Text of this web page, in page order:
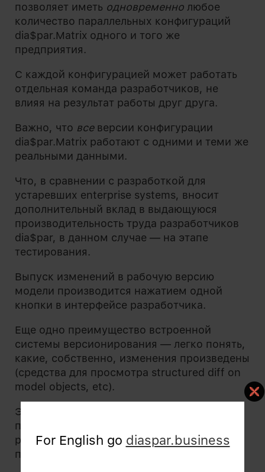
позволяет иметь одновременно любое
количество параллельных конфигураций
dia$par.Matrix одного и того же
предприятия.
С каждой конфигурацией может работать
отдельная команда разработчиков, не
влияя на результат работы друг друга.
Важно, что всеверсии конфигурации
dia$par.Matrix работают с одними и теми же
реальными данными.
Что, в сравнении с разработкой для
устаревших enterprise systems, вносит
дополнительный вклад в выдающуюся
производительность труда разработчиков
dia$par, в данном случае — на этапе
тестирования.
Выпуск изменений в рабочую версию
модели производится нажатием одной
кнопки в интерфейсе разработчика.
Еще одно преимущество встроенной
системы версионирования — легко понять,
какие, собственно, изменения произведены
(средства для просмотра structured diff on
model objects, etc).
Экранная логика базового
полнофункционального desktop-клиента
реализуется в виде форм WinForms
приложения.
For English go diaspar.business